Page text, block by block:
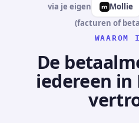
via je eigen Mollie
(facturen of
WAAROM
De
iedereen